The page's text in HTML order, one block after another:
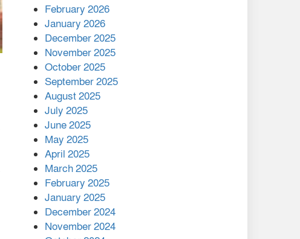
কাপ্তাই প্রেস ক্লাবের সভাপতি
মাহফুজ, সম্পাদক রিপন মারমা
নির্বাচিত
মালয়েশিয়ার প্রধানমন্ত্রীকে চিঠি
দেয়ার পর ফোন তারেক
রহমানের,গ্যাস সঙ্কট
মোকাবিলায় সহায়তার আশ্বাস
এক বিলিয়ন ডলার বিনিয়োগ
হবে আনোয়ারায়
বান্দরবানে বন্যায় ক্ষতিগ্রস্তদের
February 2026
January 2026
December 2025
November 2025
October 2025
September 2025
August 2025
July 2025
June 2025
May 2025
April 2025
March 2025
February 2025
January 2025
December 2024
November 2024